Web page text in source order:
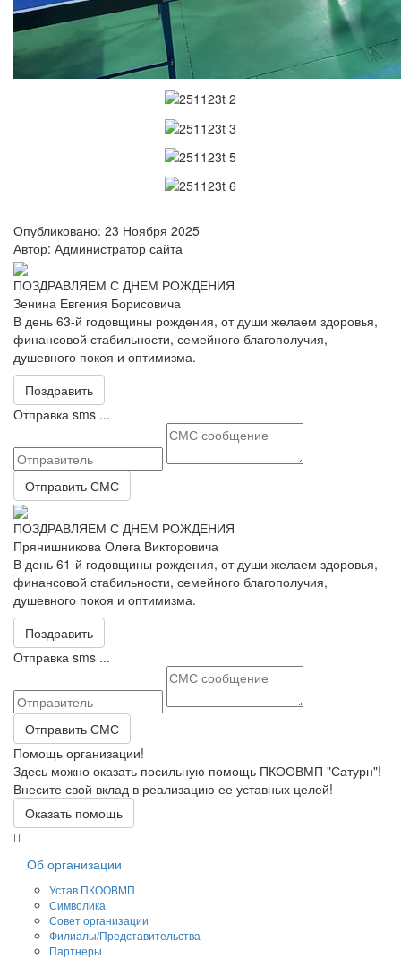
Опубликовано: 23 Ноября 2025
Автор: Администратор сайта
ПОЗДРАВЛЯЕМ С ДНЕМ РОЖДЕНИЯ
Зенина Евгения Борисовича
В день 63-й годовщины рождения, от души желаем здоровья,
финансовой стабильности, семейного благополучия,
душевного покоя и оптимизма.
Поздравить
Отправка sms ...
Отправить СМС
ПОЗДРАВЛЯЕМ С ДНЕМ РОЖДЕНИЯ
Прянишникова Олега Викторовича
В день 61-й годовщины рождения, от души желаем здоровья,
финансовой стабильности, семейного благополучия,
душевного покоя и оптимизма.
Поздравить
Отправка sms ...
Отправить СМС
Помощь организации!
Здесь можно оказать посильную помощь ПКООВМП "Сатурн"!
Внесите свой вклад в реализацию ее уставных целей!
Оказать помощь
Об организации
Устав ПКООВМП
Символика
Совет организации
Филиалы/Представительства
Партнеры